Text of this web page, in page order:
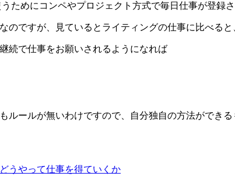
ためにコンペやプロジェクト方式で毎日仕事が登録さ
のですが、見ているとライティングの仕事に比べる
続で仕事をお願いされるようになれば
ルールが無いわけですので、自分独自の方法ができ
うやって仕事を得ていくか